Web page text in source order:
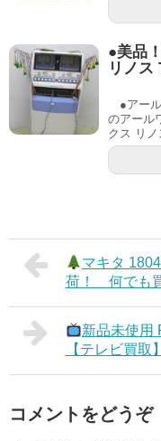
●美品
リノス
●アー
のアール
クス リ
マキタ
荷！ 何でも
新品未使用
【テレビ買取】
コメントをどうぞ